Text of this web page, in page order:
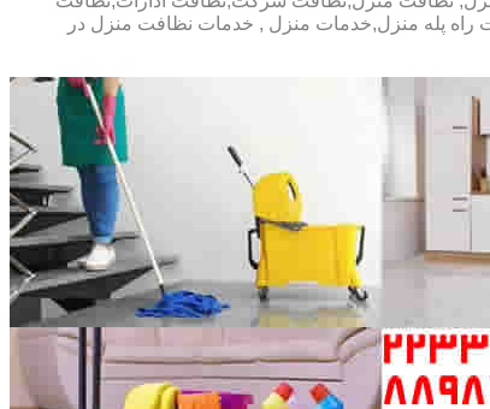
راه پله منزل,خدمات منزل , خدمات نظافت منزل در